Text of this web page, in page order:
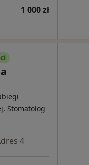
1 000 zł
Stomatolog
4